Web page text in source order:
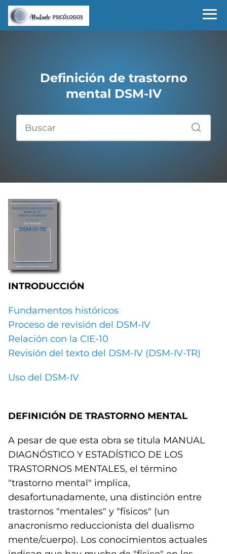
Definición de trastorno
mental DSM-IV
INTRODUCCIÓN
Fundamentos históricos
Proceso de revisión del DSM-IV
Relación con la CIE-10
Revisión del texto del DSM-IV (DSM-IV-TR)
Uso del DSM-IV
DEFINICIÓN DE TRASTORNO MENTAL
A pesar de que esta obra se titula MANUAL
DIAGNÓSTICO Y ESTADÍSTICO DE LOS
TRASTORNOS MENTALES, el término
"trastorno mental" implica,
desafortunadamente, una distinción entre
trastornos "mentales" y "físicos" (un
anacronismo reduccionista del dualismo
mente/cuerpo). Los conocimientos actuales